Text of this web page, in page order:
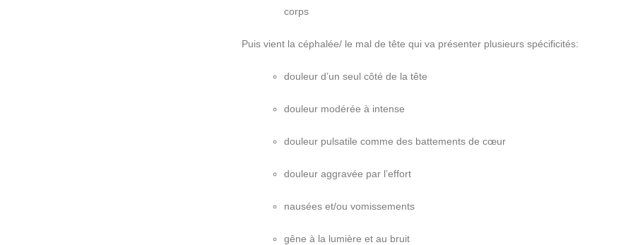
corps
Puis vient la céphalée/ le mal de tête qui va présenter plusieurs spécificités:
douleur d’un seul côté de la tête
douleur modérée à intense
douleur pulsatile comme des battements de cœur
douleur aggravée par l’effort
nausées et/ou vomissements
gêne à la lumière et au bruit